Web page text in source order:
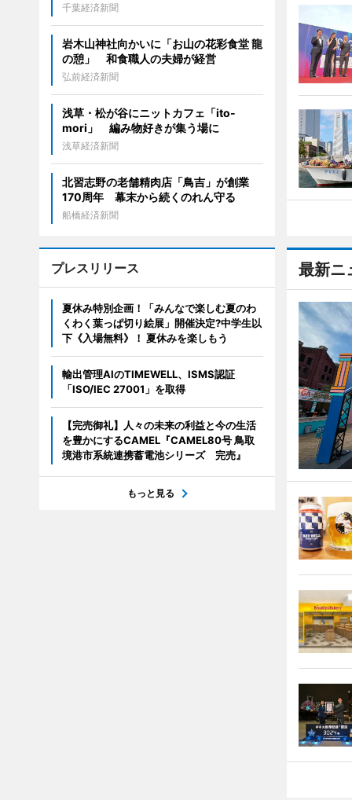
最新ニ
千葉経済新聞
岩木山神社向かいに「お山の花彩食堂 龍
の憩」 和食職人の夫婦が経営
弘前経済新聞
浅草・松が谷にニットカフェ「ito-
mori」 編み物好きが集う場に
浅草経済新聞
北習志野の老舗精肉店「鳥吉」が創業
170周年 幕末から続くのれん守る
船橋経済新聞
プレスリリース
夏休み特別企画！「みんなで楽しむ夏のわ
くわく葉っぱ切り絵展」開催決定?中学生以
下《入場無料》！ 夏休みを楽しもう
輸出管理AIのTIMEWELL、ISMS認証
「ISO/IEC 27001」を取得
【完売御礼】人々の未来の利益と今の生活
を豊かにするCAMEL『CAMEL80号 鳥取
境港市系統連携蓄電池シリーズ 完売』
もっと見る